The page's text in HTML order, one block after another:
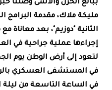
ببالغ الحزن والأسى وصلنا
مليكة ملاك، مقدمة البرامج
الثانية "دوزيم"، بعد
إجراءها عملية جراحية في
لتعود إلى أرض الوطن يوم
في المستشفى العسكري
في الساعة التاسعة من ليلة الاثنين 7